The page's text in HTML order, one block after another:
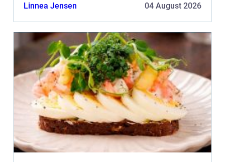
Linnea Jensen 04 August 2026